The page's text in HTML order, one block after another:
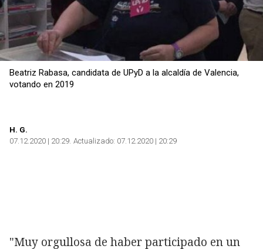
Beatriz Rabasa, candidata de UPyD a la alcaldía de Valencia,
votando en 2019
H. G.
07.12.2020 | 20:29 Actualizado: 07.12.2020 | 20:29
"Muy orgullosa de haber participado en un